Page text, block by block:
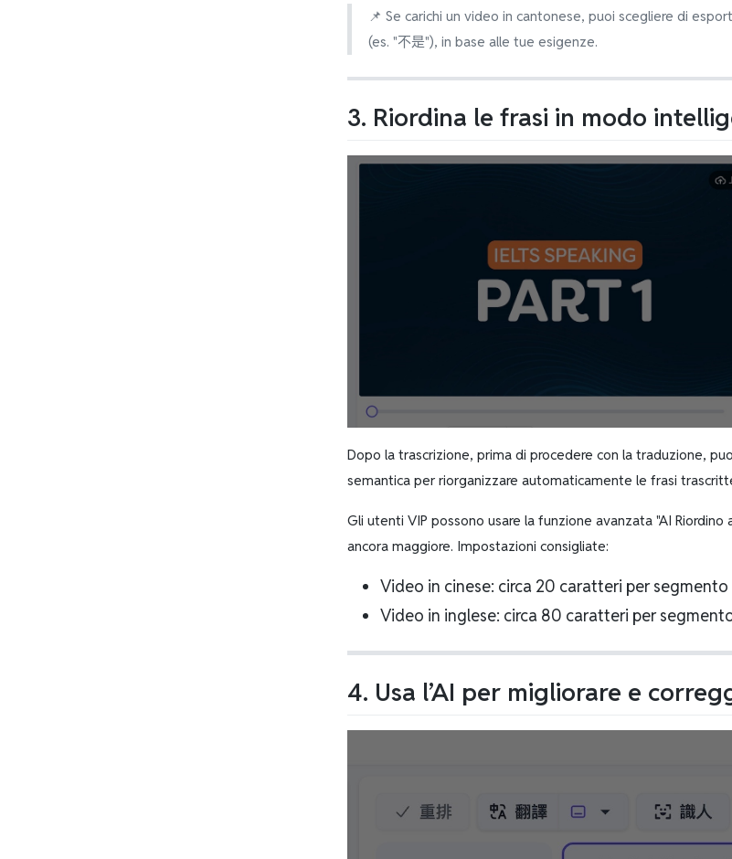
📌 Se carichi un video in cantonese, puoi scegliere di
(es. "不是"), in base alle tue esigenze.
3. Riordina le frasi in modo
Dopo la trascrizione, prima di procedere con la traduzione,
semantica per riorganizzare automaticamente le frasi
Gli utenti VIP possono usare la funzione avanzata "AI
ancora maggiore. Impostazioni consigliate:
Video in cinese: circa 20 caratteri per segmento
Video in inglese: circa 80 caratteri per
4. Usa l’AI per migliorare e